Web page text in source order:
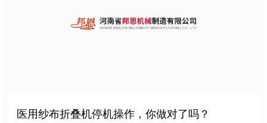
医用纱布折叠机停机操作，你做对了吗？